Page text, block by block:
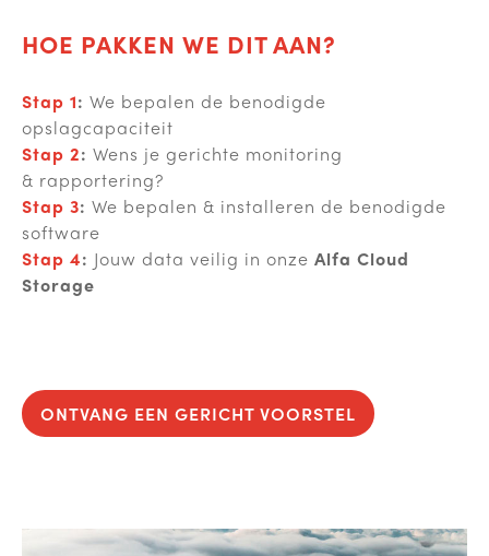
HOE PAKKEN WE DIT AAN?
Stap 1: We bepalen de benodigde
opslagcapaciteit
Stap 2: Wens je gerichte monitoring
& rapportering?
Stap 3: We bepalen & installeren de benodigde
software
Stap 4: Jouw data veilig in onze Alfa Cloud
Storage
ONTVANG EEN GERICHT VOORSTEL